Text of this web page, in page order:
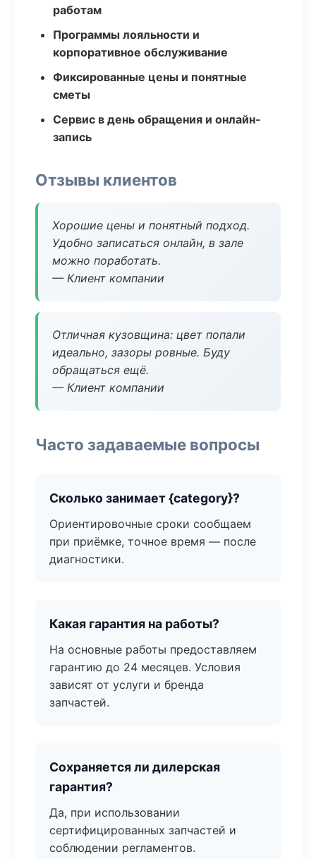
работам
Программы лояльности и
корпоративное обслуживание
Фиксированные цены и понятные
сметы
Сервис в день обращения и онлайн-
запись
Отзывы клиентов
Хорошие цены и понятный подход.
Удобно записаться онлайн, в зале
можно поработать.
— Клиент компании
Отличная кузовщина: цвет попали
идеально, зазоры ровные. Буду
обращаться ещё.
— Клиент компании
Часто задаваемые вопросы
Сколько занимает {category}?
Ориентировочные сроки сообщаем
при приёмке, точное время — после
диагностики.
Какая гарантия на работы?
На основные работы предоставляем
гарантию до 24 месяцев. Условия
зависят от услуги и бренда
запчастей.
Сохраняется ли дилерская
гарантия?
Да, при использовании
сертифицированных запчастей и
соблюдении регламентов.